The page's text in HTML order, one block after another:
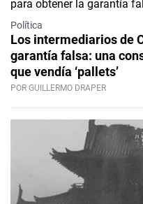
Política
Los intermediarios de
garantía falsa: una
que vendía ‘pallets’
POR GUILLERMO DRAPER